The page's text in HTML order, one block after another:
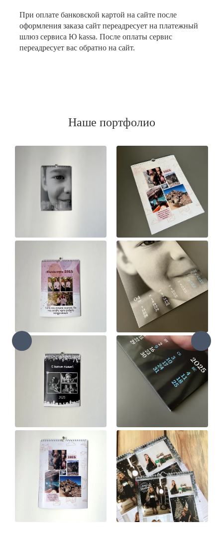
При оплате банковской картой на сайте после
оформления заказа сайт переадресует на платежный
шлюз сервиса Ю kassa. После оплаты сервис
переадресует вас обратно на сайт.
Наше портфолио